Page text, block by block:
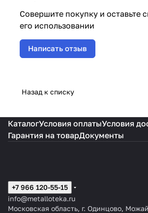
Совершите покупку и оставьте
его использовании
Написать отзыв
Назад к списку
КаталогУсловия оплатыУсловия
Гарантия на товарДокументы
+7 966 120-55-15
info@metalloteka.ru
Московская область, г. Одинцово,